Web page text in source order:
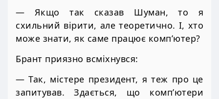
— Якщо так сказав Шуман, то я
схильний вірити, але теоретично. І, хто
може знати, як саме працює комп’ютер?
Брант приязно всміхнувся:
— Так, містере президент, я теж про це
запитував. Здається, що комп’ютери